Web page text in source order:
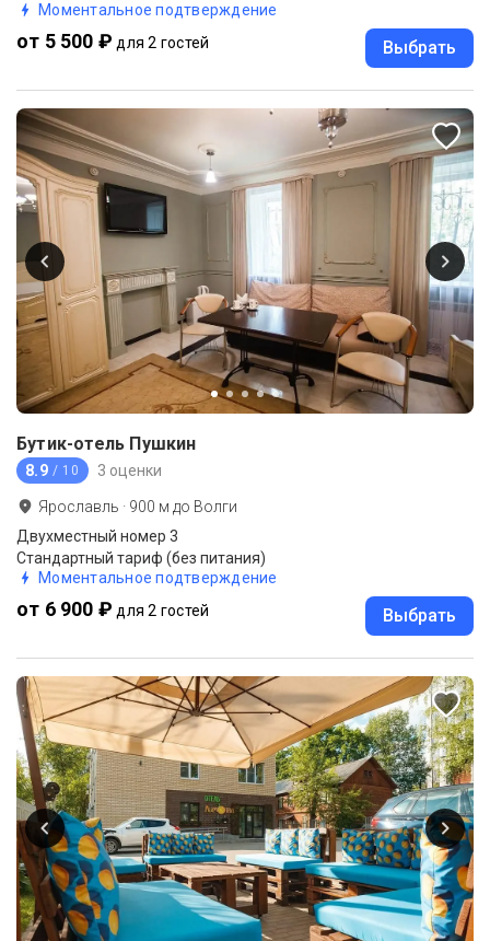
Моментальное подтверждение
от 5 500 ₽ для 2 гостей Выбрать
Бутик-отель Пушкин
8.9 / 10 3 оценки
Ярославль · 900 м до Волги
Двухместный номер 3
Стандартный тариф (без питания)
Моментальное подтверждение
от 6 900 ₽ для 2 гостей Выбрать